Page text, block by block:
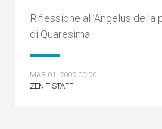
Riflessione all’Angelus della
di Quaresima
MAR 01, 2009 00:00
ZENIT STAFF